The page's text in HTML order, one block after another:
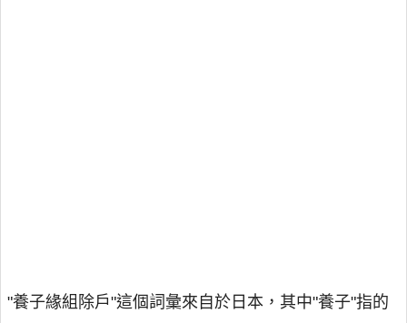
"養子緣組除戶"這個詞彙來自於日本，其中"養子"指的